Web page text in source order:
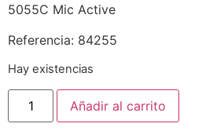
5055C Mic Active
Referencia: 84255
Hay existencias
Añadir al carrito